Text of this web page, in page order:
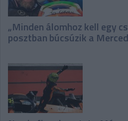
„Minden álomhoz kell egy
posztban búcsúzik a